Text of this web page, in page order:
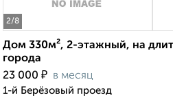
2/8
Дом 330м², 2-этажный, на
города
23 000 ₽ в месяц
1-й Берёзовый проезд